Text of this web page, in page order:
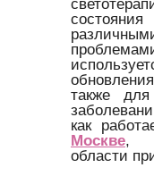
также
как
Москве,
области